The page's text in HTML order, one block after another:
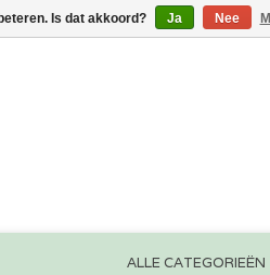
ALLE CATEGORIEËN
Is dat akkoord? Ja Nee